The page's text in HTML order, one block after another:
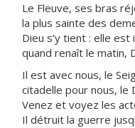
Le Fleuve, ses bras
la plus sainte des
Dieu s’y tient : elle est
quand renaît le matin,
Il est avec nous, le
citadelle pour nous, le
Venez et voyez les
Il détruit la guerre